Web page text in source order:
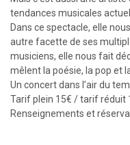
tendances musicales
Dans ce spectacle, elle
autre facette de ses
musiciens, elle nous fait
mêlent la poésie, la pop et
Un concert dans l’air du
Tarif plein 15€ / tarif réduit
Renseignements et